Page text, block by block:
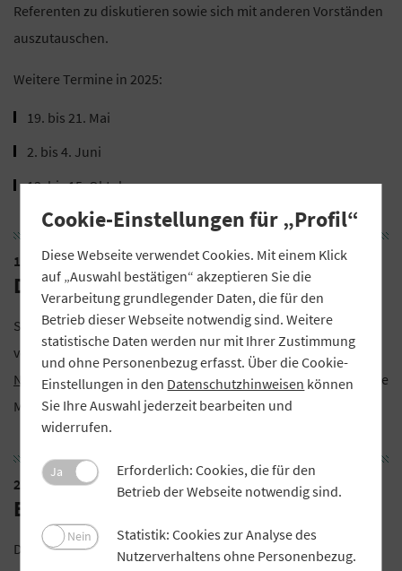
Referenten zu diskutieren sowie sich mit anderen Vorständen
auszutauschen.
Weitere Termine in 2025:
19. bis 21. Mai
2. bis 4. Juni
13. bis 15. Oktober
1. April 2025
Das neue „Profil“ erscheint
Sie wollen die nächste Ausgabe keinesfalls
verpassen?Abonnieren Sie den monatlichen „Profil“-
Newsletter. Sie werden umgehend informiert, sobald das neue
Magazin verfügbar ist.
2. April 2025
Bayerisches EnergieForum
Das 16. Bayerische EnergieForum am 2. April 2025 in der
Cookie-Einstellungen für „Profil“
Diese Webseite verwendet Cookies. Mit einem Klick
auf „Auswahl bestätigen“ akzeptieren Sie die
Verarbeitung grundlegender Daten, die für den
Betrieb dieser Webseite notwendig sind. Weitere
statistische Daten werden nur mit Ihrer Zustimmung
und ohne Personenbezug erfasst. Über die Cookie-
Einstellungen in den Datenschutzhinweisen können
Sie Ihre Auswahl jederzeit bearbeiten und
widerrufen.
Ja
Erforderlich: Cookies, die für den
Betrieb der Webseite notwendig sind.
Nein
Statistik: Cookies zur Analyse des
Nutzerverhaltens ohne Personenbezug.